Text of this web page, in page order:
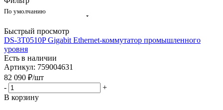
По умолчанию
Быстрый просмотр
DS-3T0510P Gigabit Ethernet-коммутатор промышленного
уровня
Есть в наличии
Артикул: 759004631
82 090 ₽/шт
-
+
В корзину